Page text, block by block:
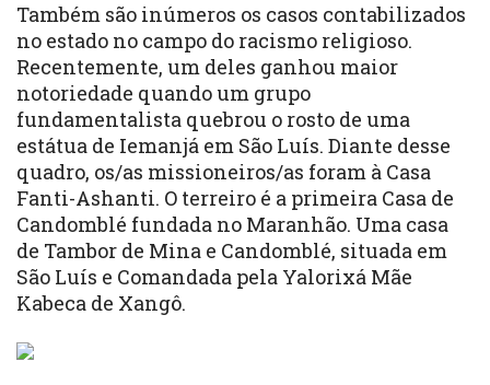
Também são inúmeros os casos contabilizados
no estado no campo do racismo religioso.
Recentemente, um deles ganhou maior
notoriedade quando um grupo
fundamentalista quebrou o rosto de uma
estátua de Iemanjá em São Luís. Diante desse
quadro, os/as missioneiros/as foram à Casa
Fanti-Ashanti. O terreiro é a primeira Casa de
Candomblé fundada no Maranhão. Uma casa
de Tambor de Mina e Candomblé, situada em
São Luís e Comandada pela Yalorixá Mãe
Kabeca de Xangô.